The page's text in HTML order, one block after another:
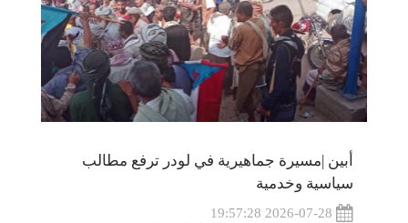
أبين |مسيرة جماهيرية في لودر ترفع مطالب
سياسية وخدمية